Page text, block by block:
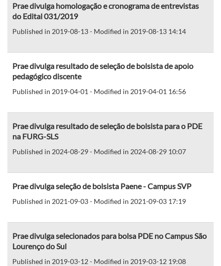
Prae divulga homologação e cronograma de entrevistas
do Edital 031/2019
Published in 2019-08-13 - Modified in 2019-08-13 14:14
Prae divulga resultado de seleção de bolsista de apoio
pedagógico discente
Published in 2019-04-01 - Modified in 2019-04-01 16:56
Prae divulga resultado de seleção de bolsista para o PDE
na FURG-SLS
Published in 2024-08-29 - Modified in 2024-08-29 10:07
Prae divulga seleção de bolsista Paene - Campus SVP
Published in 2021-09-03 - Modified in 2021-09-03 17:19
Prae divulga selecionados para bolsa PDE no Campus São
Lourenço do Sul
Published in 2019-03-12 - Modified in 2019-03-12 19:08